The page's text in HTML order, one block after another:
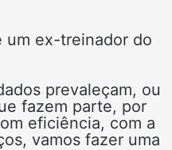
um ex-treinador do
prevaleçam, ou
fazem parte, por
eficiência, com a
vamos fazer uma